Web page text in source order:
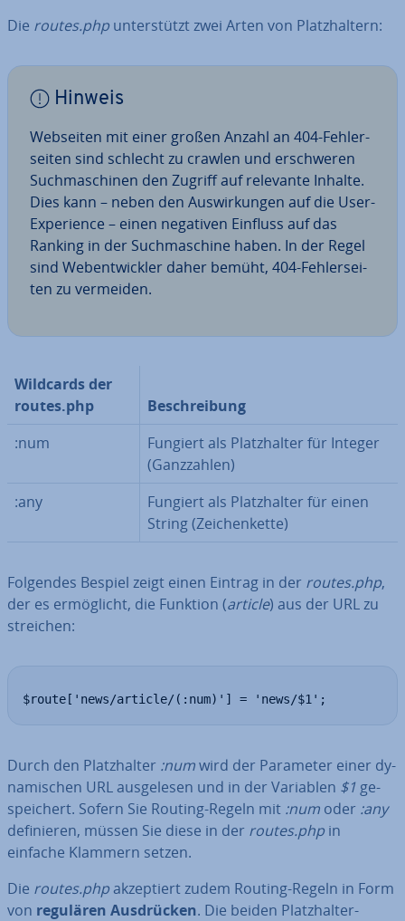
Die routes.php un­ter­stützt zwei Arten von Platz­hal­tern:
Hinweis
Webseiten mit einer großen Anzahl an 404-Feh­ler­
sei­ten sind schlecht zu crawlen und er­schwe­ren
Such­ma­schi­nen den Zugriff auf relevante Inhalte.
Dies kann – neben den Aus­wir­kun­gen auf die User-
Ex­pe­ri­ence – einen negativen Einfluss auf das
Ranking in der Such­ma­schi­ne haben. In der Regel
sind Web­ent­wick­ler daher bemüht, 404-Feh­ler­sei­
ten zu vermeiden.
Wildcards der
routes.php
Be­schrei­bung
:num
Fungiert als Platz­hal­ter für Integer
(Ganz­zah­len)
:any
Fungiert als Platz­hal­ter für einen
String (Zei­chen­ket­te)
Folgendes Bespiel zeigt einen Eintrag in der routes.php,
der es er­mög­licht, die Funktion (article) aus der URL zu
streichen:
$route['news/article/(:num)'] = 'news/$1';
Durch den Platz­hal­ter :numwird der Parameter einer dy­
na­mi­schen URL aus­ge­le­sen und in der Variablen $1 ge­
spei­chert. Sofern Sie Routing-Regeln mit :num oder :any
de­fi­nie­ren, müssen Sie diese in der routes.php in
einfache Klammern setzen.
Die routes.phpak­zep­tiert zudem Routing-Regeln in Form
von regulären Aus­drü­cken. Die beiden Platz­hal­ter-